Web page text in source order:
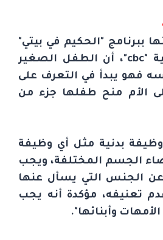
ببرنامج "الحكيم في بيتي"
المذاع على فضائية "cbc"، أن الطفل الصغير
فهو يبدأ في التعرف على
الأم منح طفلها جزء من
بدنية مثل أي وظيفة
الجسم المختلفة، ويجب
عن الجنس التي يسأل عنها
تعنيفه، مؤكدة أنه يجب
وأبنائها".